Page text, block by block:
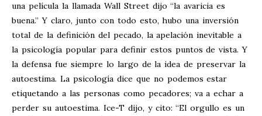
una película la llamada Wall Street dijo “la avaricia es
buena.” Y claro, junto con todo esto, hubo una inversión
total de la definición del pecado, la apelación inevitable a
la psicología popular para definir estos puntos de vista. Y
la defensa fue siempre lo largo de la idea de preservar la
autoestima. La psicología dice que no podemos estar
etiquetando a las personas como pecadores; va a echar a
perder su autoestima. Ice-T dijo, y cito: “El orgullo es un